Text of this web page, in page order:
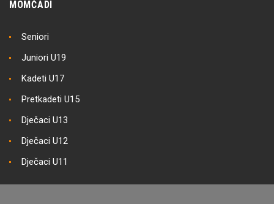
MOMČADI
Seniori
Juniori U19
Kadeti U17
Pretkadeti U15
Dječaci U13
Dječaci U12
Dječaci U11